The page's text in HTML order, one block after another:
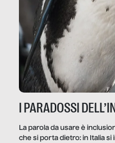
I PARADOSSI
La parola da usare è
che si porta dietro: in Italia si